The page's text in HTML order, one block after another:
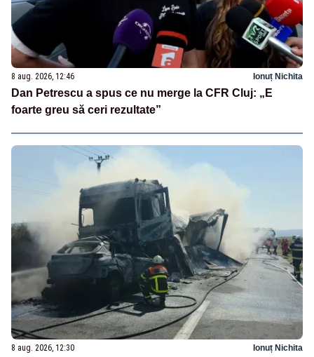
8 aug. 2026, 12:46 Ionuț Nichita
Dan Petrescu a spus ce nu merge la CFR Cluj: „E
foarte greu să ceri rezultate”
8 aug. 2026, 12:30 Ionuț Nichita